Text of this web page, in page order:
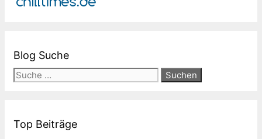
Blog Suche
Suche
nach:
Top Beiträge